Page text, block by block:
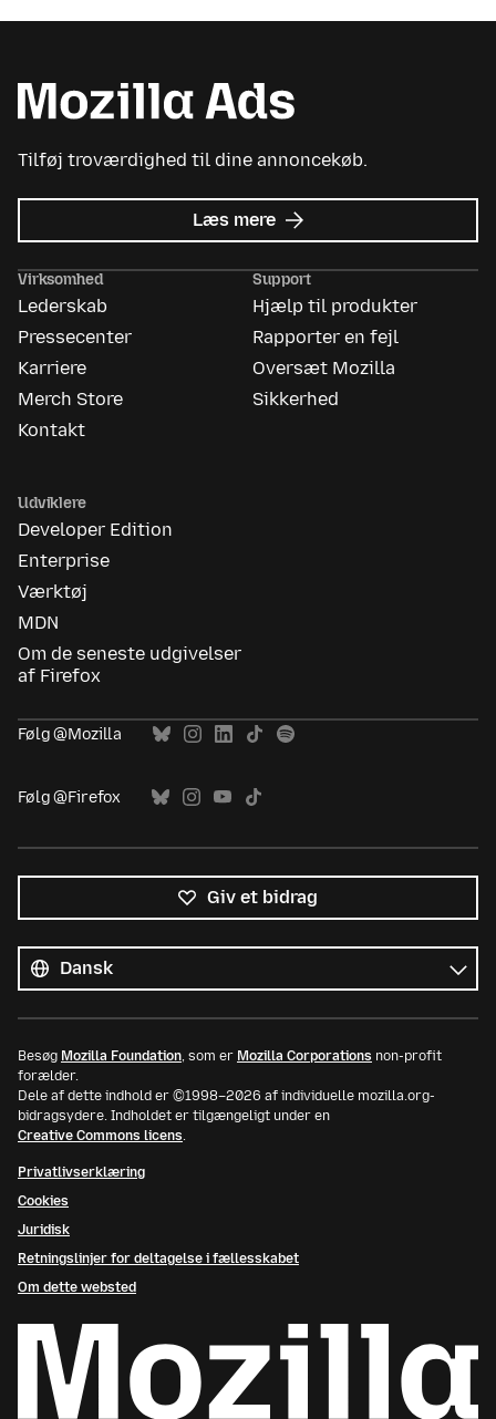
Tilføj troværdighed til dine annoncekøb.
Læs mere om
Mozilla
Virksomhed
Lederskab
Pressecenter
Karriere
Merch Store
Kontakt
Support
Hjælp til produkter
Rapporter en fejl
Oversæt Mozilla
Sikkerhed
Udviklere
Developer Edition
Enterprise
Værktøj
MDN
Om de seneste udgivelser
af Firefox
Følg @Mozilla
Følg @Firefox
Giv et bidrag
sprog
Sprog
Besøg Mozilla Foundation, som er Mozilla Corporations non-profit
forælder.
Dele af dette indhold er ©1998–2026 af individuelle mozilla.org-
bidragsydere. Indholdet er tilgængeligt under en
Creative Commons licens.
Privatlivserklæring
Cookies
Juridisk
Retningslinjer for deltagelse i fællesskabet
Om dette websted